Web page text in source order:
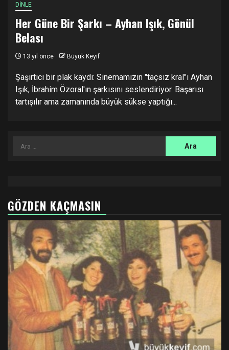
DİNLE
Her Güne Bir Şarkı – Ayhan Işık, Gönül
Belası
13 yıl önce Büyük Keyif
Şaşırtıcı bir plak kaydı: Sinemamızın "taçsız kral"ı Ayhan
Işık, İbrahim Özoral'ın şarkısını seslendiriyor. Başarısı
tartışılır ama zamanında büyük sükse yaptığı...
Arama:
GÖZDEN KAÇMASIN